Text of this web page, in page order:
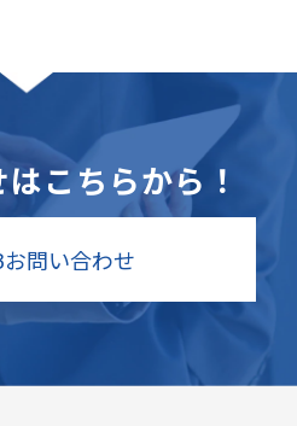
こちらから！
お問い合わせ